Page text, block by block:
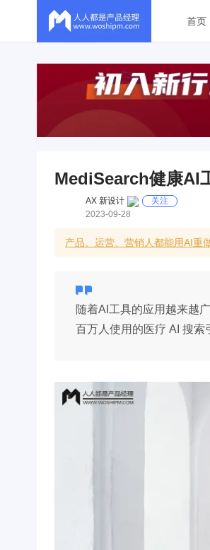
首页
MediSearch健康AI
AX 新设计
关注
2023-09-28
产品、运营、营销人都能用AI重
随着AI工具的应用越来越
百万人使用的医疗 AI 搜